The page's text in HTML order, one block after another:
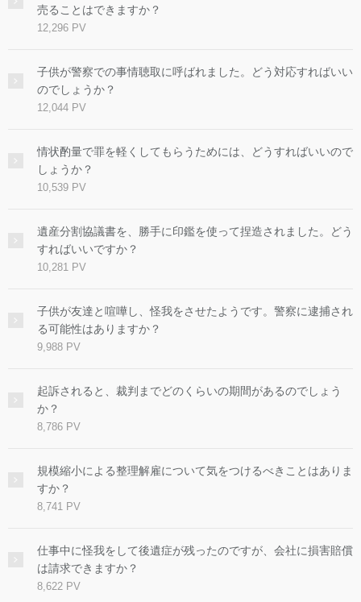
売ることはできますか？
12,296 PV
子供が警察での事情聴取に呼ばれました。どう対応すればいい
のでしょうか？
12,044 PV
情状酌量で罪を軽くしてもらうためには、どうすればいいので
しょうか？
10,539 PV
遺産分割協議書を、勝手に印鑑を使って捏造されました。どう
すればいいですか？
10,281 PV
子供が友達と喧嘩し、怪我をさせたようです。警察に逮捕され
る可能性はありますか？
9,988 PV
起訴されると、裁判までどのくらいの期間があるのでしょう
か？
8,786 PV
規模縮小による整理解雇について気をつけるべきことはありま
すか？
8,741 PV
仕事中に怪我をして後遺症が残ったのですが、会社に損害賠償
は請求できますか？
8,622 PV